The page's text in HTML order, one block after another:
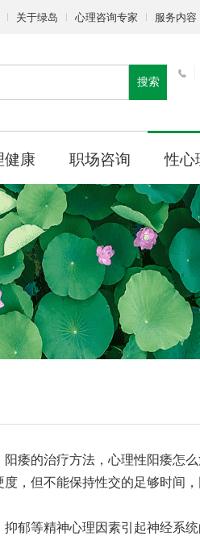
关于绿岛 心理咨询专家 服务内容
搜索
健康 职场咨询 性心
痿的治疗方法，心理性阳痿怎
，但不能保持性交的足够时间
郁等精神心理因素引起神经系